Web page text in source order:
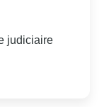
judiciaire